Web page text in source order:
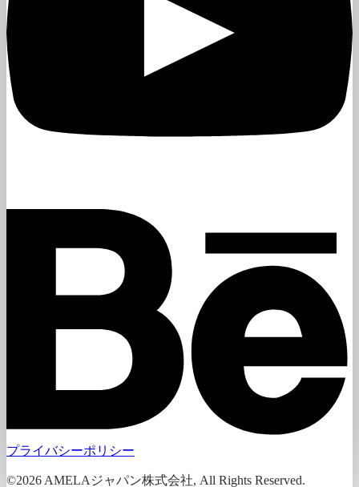
プライバシーポリシー
©2026 AMELAジャパン株式会社, All Rights Reserved.